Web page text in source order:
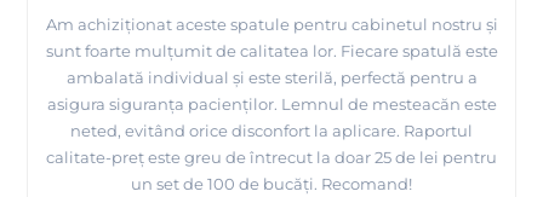
Am achiziționat aceste spatule pentru cabinetul nostru și
sunt foarte mulțumit de calitatea lor. Fiecare spatulă este
ambalată individual și este sterilă, perfectă pentru a
asigura siguranța pacienților. Lemnul de mesteacăn este
neted, evitând orice disconfort la aplicare. Raportul
calitate-preț este greu de întrecut la doar 25 de lei pentru
un set de 100 de bucăți. Recomand!